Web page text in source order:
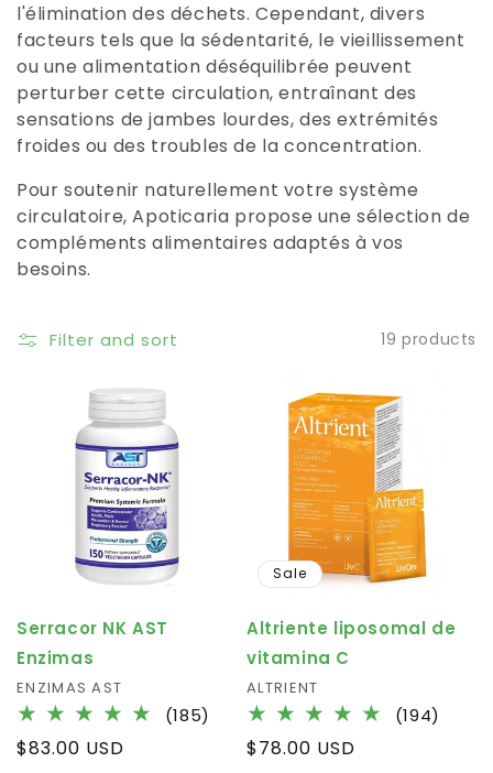
l'élimination des déchets. Cependant, divers
facteurs tels que la sédentarité, le vieillissement
ou une alimentation déséquilibrée peuvent
perturber cette circulation, entraînant des
sensations de jambes lourdes, des extrémités
froides ou des troubles de la concentration.
Pour soutenir naturellement votre système
circulatoire, Apoticaria propose une sélection de
compléments alimentaires adaptés à vos
besoins.​
Filter and sort 19 products
Serracor NK AST
Enzimas
Vendor:
ENZIMAS AST
(185)
total
reviews
Regular
$83.00 USD
Sale
Altriente liposomal de
vitamina C
Vendor:
ALTRIENT
(194)
Regular
$78.00 USD